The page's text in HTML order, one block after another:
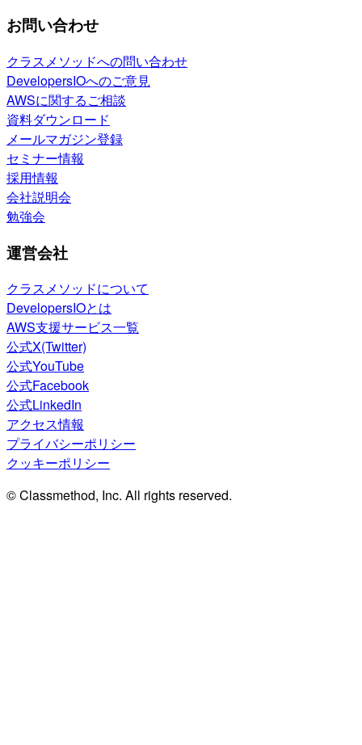
お問い合わせ
クラスメソッドへの問い合わせ
DevelopersIOへのご意見
AWSに関するご相談
資料ダウンロード
メールマガジン登録
セミナー情報
採用情報
会社説明会
勉強会
運営会社
クラスメソッドについて
DevelopersIOとは
AWS支援サービス一覧
公式X(Twitter)
公式YouTube
公式Facebook
公式LinkedIn
アクセス情報
プライバシーポリシー
クッキーポリシー
© Classmethod, Inc. All rights reserved.